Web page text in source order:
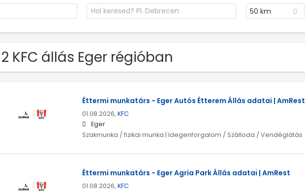
50 km
2 KFC állás Eger régióban
Éttermi munkatárs - Eger Autós Étterem Állás adatai | AmRest
01.08.2026, KFC
Eger
Szakmunka / fizikai munka | Idegenforgalom / Szálloda / Vendéglátás
Éttermi munkatárs - Eger Agria Park Állás adatai | AmRest
01.08.2026, KFC